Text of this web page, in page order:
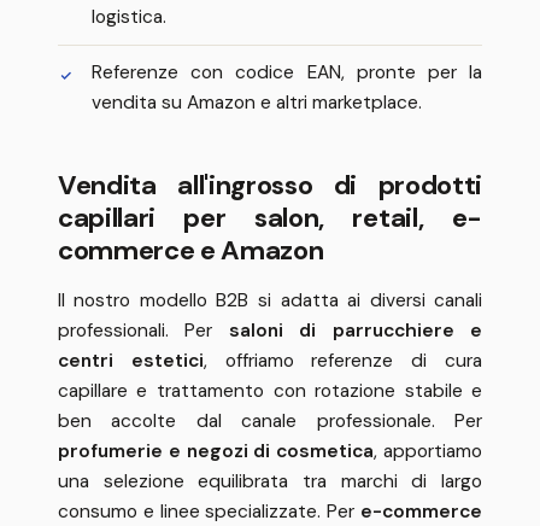
logistica.
Referenze con codice EAN, pronte per la
vendita su Amazon e altri marketplace.
Vendita all'ingrosso di prodotti
capillari per salon, retail, e-
commerce e Amazon
Il nostro modello B2B si adatta ai diversi canali
professionali. Per saloni di parrucchiere e
centri estetici, offriamo referenze di cura
capillare e trattamento con rotazione stabile e
ben accolte dal canale professionale. Per
profumerie e negozi di cosmetica, apportiamo
una selezione equilibrata tra marchi di largo
consumo e linee specializzate. Per e-commerce